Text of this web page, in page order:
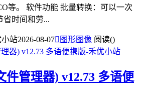
等。 软件功能 批量转换：可以一次
省时间和劳...
小站2026-08-07 图形图像 阅读()
管理器) v12.73 多语便